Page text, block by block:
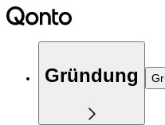
Gründung